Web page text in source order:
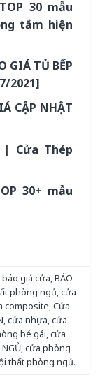
30 mẫu
tắm hiện
GIÁ TỦ BẾP
2021]
CẬP NHẬT
| Cửa Thép
30+ mẫu
báo giá cửa,BÁO
phòng ngủ,cửa
composite,Cửa
,cửa nhựa,cửa
bé gái,cửa
,cửa phòng
thất phòng ngủ.